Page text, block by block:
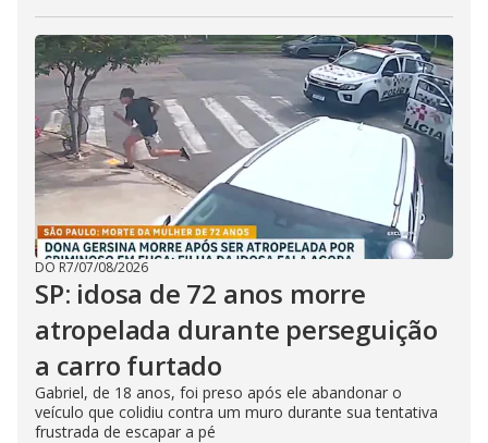
DO R7/07/08/2026
SP: idosa de 72 anos morre
atropelada durante perseguição
a carro furtado
Gabriel, de 18 anos, foi preso após ele abandonar o
veículo que colidiu contra um muro durante sua tentativa
frustrada de escapar a pé